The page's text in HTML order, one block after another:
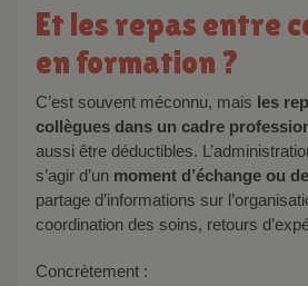
Et les repas entre collègues ou
en formation ?
C’est souvent méconnu, mais les
collègues dans un cadre
aussi être déductibles.
s’agir d’un moment d’échange ou
partage d’informations sur
coordination des soins, retours
Concrètement :